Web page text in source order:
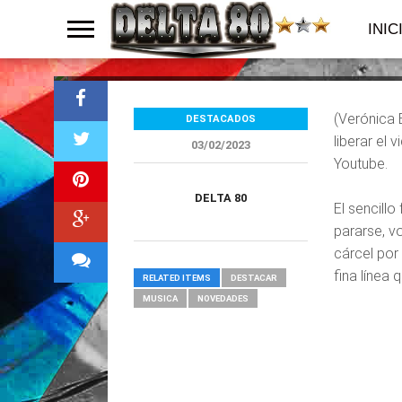
Masacritika
(Verónica
liberar el
Youtube.
El
pararse,
cárcel por
fina línea
DESTACADOS
03/02/2023
DELTA 80
RELATED ITEMS DESTACAR
MUSICA NOVEDADES